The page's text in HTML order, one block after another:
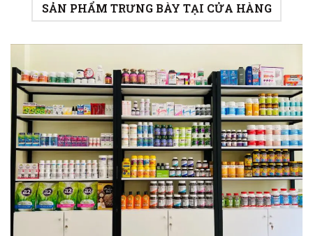
SẢN PHẨM TRƯNG BÀY TẠI CỬA HÀNG